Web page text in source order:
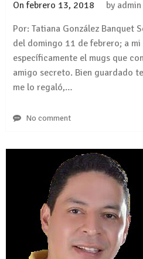
Onfebrero 13, 2018 by admin
Por: Tatiana González Banquet
del domingo 11 de febrero; a
específicamente el mugs que
amigo secreto. Bien guardado
me lo regaló,…
No comment